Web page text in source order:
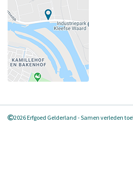
2026 Erfgoed Gelderland - Samen verleden